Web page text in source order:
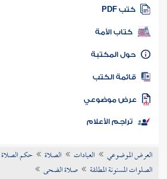
كتب PDF
كتاب الأمة
المكتبة
الكتب
موضوعي
تراجم الأعلام
العرض الموضوعي العبادات الصلاة حكم الصلاة
الصلوات المسنونة المطلقة
صلاة الضحى